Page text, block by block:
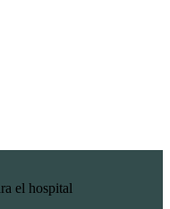
el hospital